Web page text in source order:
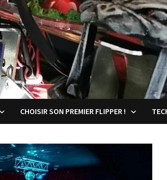
CHOISIR SON PREMIER FLIPPER !